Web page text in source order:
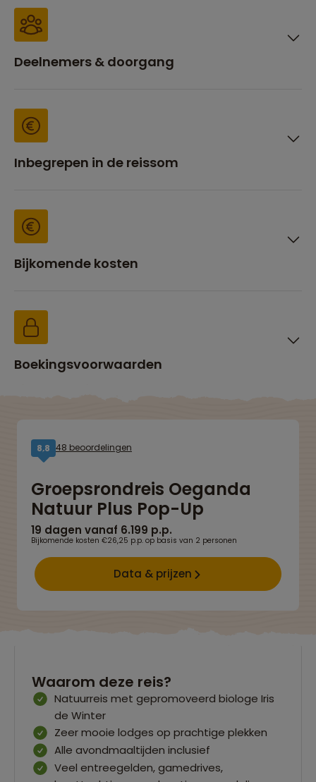
Deelnemers & doorgang
Inbegrepen in de reissom
Bijkomende kosten
Boekingsvoorwaarden
8,8 48 beoordelingen
Groepsrondreis Oeganda
Natuur Plus Pop-Up
19 dagen vanaf 6.199 p.p.
Bijkomende kosten €26,25 p.p. op basis van 2 personen
Data & prijzen
Waarom deze reis?
Natuurreis met gepromoveerd biologe Iris
de Winter
Zeer mooie lodges op prachtige plekken
Alle avondmaaltijden inclusief
Veel entreegelden, gamedrives,